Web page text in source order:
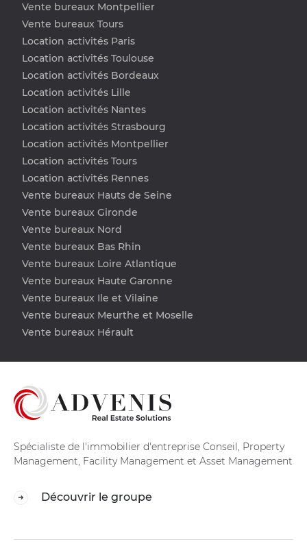
Vente bureaux Montpellier
Vente bureaux Tours
Location activités Paris
Location activités Toulouse
Location activités Bordeaux
Location activités Lille
Location activités Nantes
Location activités Strasbourg
Location activités Montpellier
Location activités Tours
Location activités Rennes
Vente bureaux Hauts de Seine
Vente bureaux Gironde
Vente bureaux Nord
Vente bureaux Bas Rhin
Vente bureaux Loire Atlantique
Vente bureaux Haute Garonne
Vente bureaux Ile et Vilaine
Vente bureaux Meurthe et Moselle
Vente bureaux Hérault
Spécialiste de l'immobilier d'entreprise Conseil, Property
Management, Facility Management et Asset Management
Découvrir le groupe